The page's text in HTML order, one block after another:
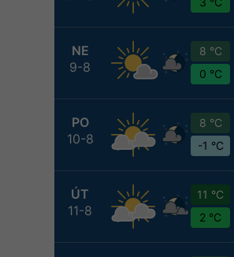
NE
9-8
8 °C
0 °C
PO
10-8
8 °C
-1 °C
ÚT
11-8
11 °C
2 °C